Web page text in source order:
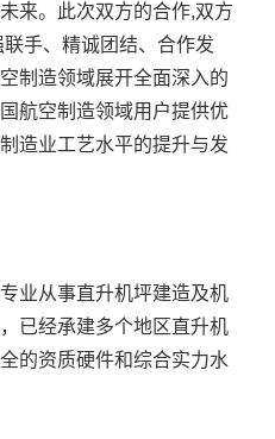
来。此次双方的合作,双方
手、精诚团结、合作发
制造领域展开全面深入的
航空制造领域用户提供优
造业工艺水平的提升与发
业从事直升机坪建造及机
已经承建多个地区直升机
的资质硬件和综合实力水